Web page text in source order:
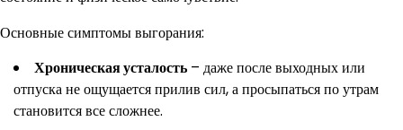
Основные симптомы выгорания:
Хроническая усталость – даже после выходных или
отпуска не ощущается прилив сил, а просыпаться по утрам
становится все сложнее.